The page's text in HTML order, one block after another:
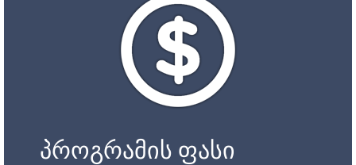
პროგრამის ფასი